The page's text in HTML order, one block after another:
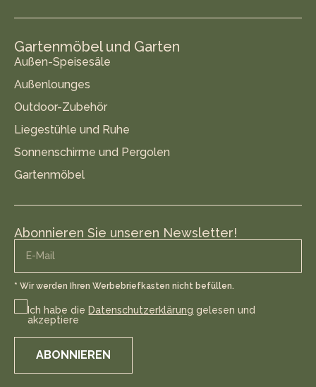
Gartenmöbel und Garten
Außen-Speisesäle
Außenlounges
Outdoor-Zubehör
Liegestühle und Ruhe
Sonnenschirme und Pergolen
Gartenmöbel
Abonnieren Sie unseren Newsletter!
* Wir werden Ihren Werbebriefkasten nicht befüllen.
Ich habe dieDatenschutzerklärung gelesen und
akzeptiere
ABONNIEREN